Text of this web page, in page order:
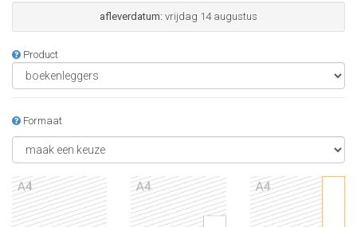
afleverdatum: vrijdag 14 augustus
Product
Formaat